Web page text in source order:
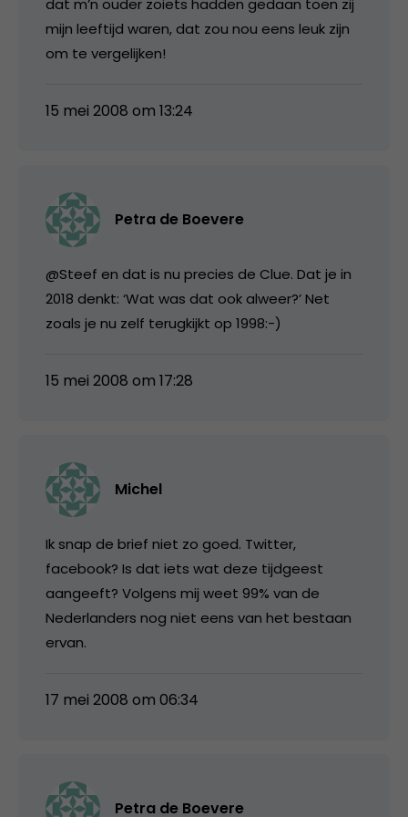
mijn leeftijd waren, dat zou nou eens leuk zijn
om te vergelijken!
15 mei 2008 om 13:24
Petra de Boevere
@Steef en dat is nu precies de Clue. Dat je in
2018 denkt: ‘Wat was dat ook alweer?’ Net
zoals je nu zelf terugkijkt op 1998:-)
15 mei 2008 om 17:28
Michel
Ik snap de brief niet zo goed. Twitter,
facebook? Is dat iets wat deze tijdgeest
aangeeft? Volgens mij weet 99% van de
Nederlanders nog niet eens van het bestaan
ervan.
17 mei 2008 om 06:34
Petra de Boevere